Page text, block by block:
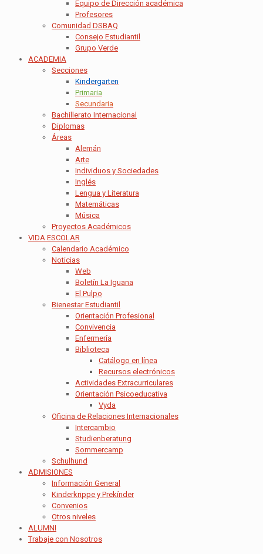
Equipo de Dirección académica
Profesores
Comunidad DSBAQ
Consejo Estudiantil
Grupo Verde
ACADEMIA
Secciones
Kindergarten
Primaria
Secundaria
Bachillerato Internacional
Diplomas
Áreas
Alemán
Arte
Individuos y Sociedades
Inglés
Lengua y Literatura
Matemáticas
Música
Proyectos Académicos
VIDA ESCOLAR
Calendario Académico
Noticias
Web
Boletín La Iguana
El Pulpo
Bienestar Estudiantil
Orientación Profesional
Convivencia
Enfermería
Biblioteca
Catálogo en línea
Recursos electrónicos
Actividades Extracurriculares
Orientación Psicoeducativa
Vyda
Oficina de Relaciones Internacionales
Intercambio
Studienberatung
Sommercamp
Schulhund
ADMISIONES
Información General
Kinderkrippe y Prekínder
Convenios
Otros niveles
ALUMNI
Trabaje con Nosotros